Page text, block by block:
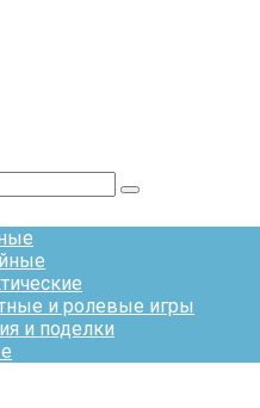
и ролевые игры
и поделки